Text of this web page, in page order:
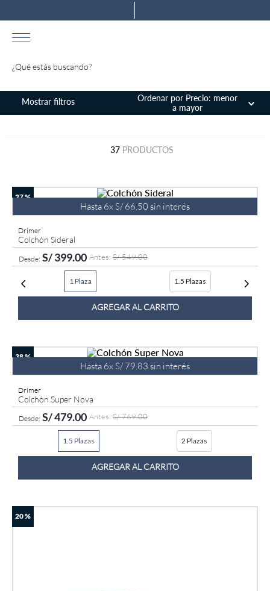
¿Qué estás buscando?
Ordenar por Precio: menor
a mayor
37 PRODUCTOS
27 %
Hasta 6xS/ 66 50 sin interés
Drimer
Colchón Sideral
S/399.00 S/549.00
1 Plaza 1.5 Plazas
AGREGAR AL CARRITO
38 %
Hasta 6xS/ 79 83 sin interés
Drimer
Colchón Super Nova
S/479.00 S/769.00
1.5 Plazas 2 Plazas
AGREGAR AL CARRITO
20 %
TÉRMINOS MÁS BUSCADOS
1.
colchones drimer
5.
cromopedic
protector
actibio